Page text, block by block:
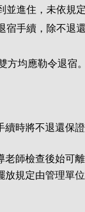
進住，未依規
手續，除不退
均應勒令退宿
時將不退還保
師檢查後始可離
規定由管理單